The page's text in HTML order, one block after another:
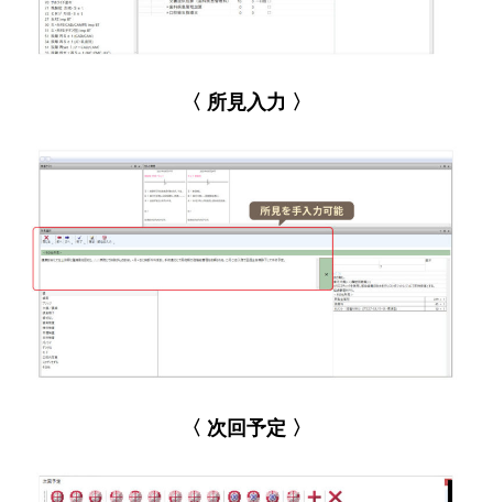
〈 所見入力 〉
〈 次回予定 〉